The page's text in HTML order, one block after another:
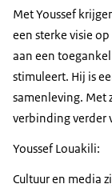
Met Youssef
een sterke visie
aan een
stimuleert. Hij is
samenleving. Met
verbinding verder
Youssef Louakili:
Cultuur en media